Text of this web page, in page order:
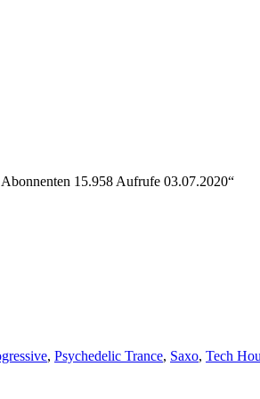
15.958 Aufrufe 03.07.2020“
, Psychedelic Trance, Saxo, Tech